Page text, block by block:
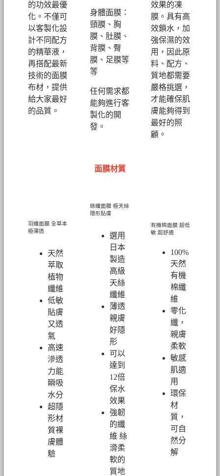
的功效最優
化。不僅可
以客製化設
計不同配方
的精華液，
再搭配最新
技術的面膜
布材，提供
給大家最好
的品質。
身體面膜：
頸膜、胸
膜、肚膜、
背膜、臀
膜、足膜等
等
任何需求都
能夠進行客
製化的開
發。
效果的凍
膜。具有高
效鎖水，加
強保濕的效
用，因此原
料、配方、
質地都需要
嚴格挑選，
才能確保肌
膚能夠得到
最好的照
顧。
面膜材質
羽纖面膜 全草本
極薄透
天然
萃取
植物
纖維
低敏
貼膚
又透
氣
高速
滲透
力能
瞬吸
水分
超隱
形材
質裸
膚體
驗
綠纖面膜 極天絲
隱形貼膚
選用
日本
製造
高級
天絲
纖維
薄透
親膚
好隱
形
可以
達到
12倍
保水
效果
強韌
的纖
維 絲
滑柔
軟的
質地
有機棉面膜 超低
敏 超舒適
100%
天然
有機
棉纖
維
零化
纖，
親膚
柔軟
敏感
肌適
用
環保
材
質，
可自
然分
解